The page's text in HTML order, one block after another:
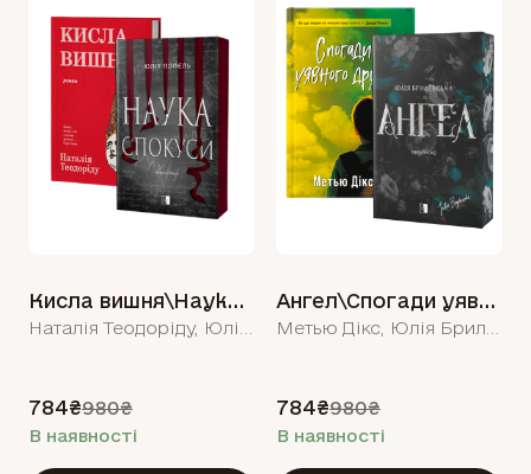
Кисла вишня\Наука спокуси
784₴980₴
В наявності
Ангел\Спогади уявного друга
784₴980₴
В наявності